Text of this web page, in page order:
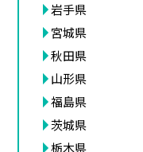
岩手県
宮城県
秋田県
山形県
福島県
茨城県
栃木県